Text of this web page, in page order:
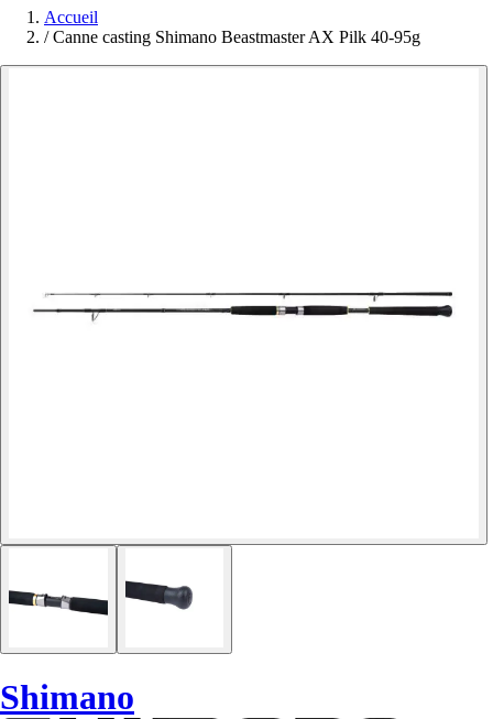
Accueil
/ Canne casting Shimano Beastmaster AX Pilk 40-95g
Shimano